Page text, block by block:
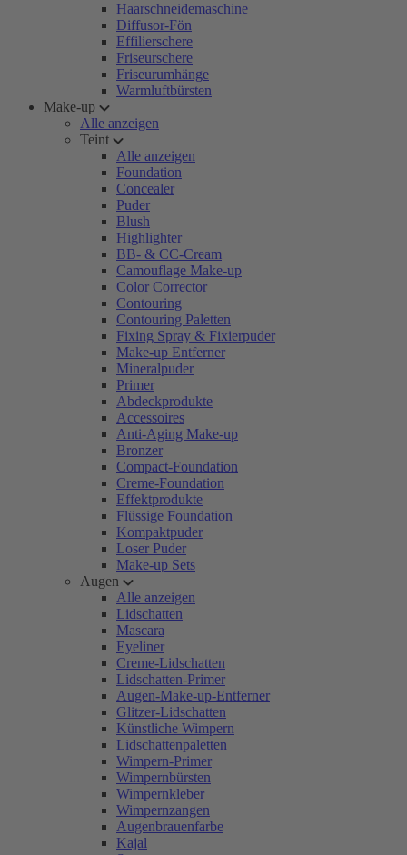
Haarschneidemaschine
Diffusor-Fön
Effilierschere
Friseurschere
Friseurumhänge
Warmluftbürsten
Make-up
Alle anzeigen
Teint
Alle anzeigen
Foundation
Concealer
Puder
Blush
Highlighter
BB- & CC-Cream
Camouflage Make-up
Color Corrector
Contouring
Contouring Paletten
Fixing Spray & Fixierpuder
Make-up Entferner
Mineralpuder
Primer
Abdeckprodukte
Accessoires
Anti-Aging Make-up
Bronzer
Compact-Foundation
Creme-Foundation
Effektprodukte
Flüssige Foundation
Kompaktpuder
Loser Puder
Make-up Sets
Augen
Alle anzeigen
Lidschatten
Mascara
Eyeliner
Creme-Lidschatten
Lidschatten-Primer
Augen-Make-up-Entferner
Glitzer-Lidschatten
Künstliche Wimpern
Lidschattenpaletten
Wimpern-Primer
Wimpernbürsten
Wimpernkleber
Wimpernzangen
Augenbrauenfarbe
Kajal